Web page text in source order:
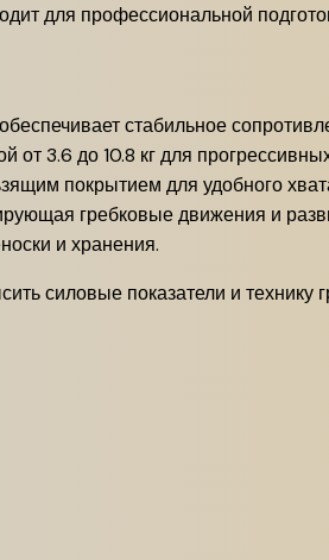
для профессиональной
стабильное
от 3.6 до 10.8 кг для
покрытием для удобного
гребковые движения и
и хранения.
силовые показатели и технику